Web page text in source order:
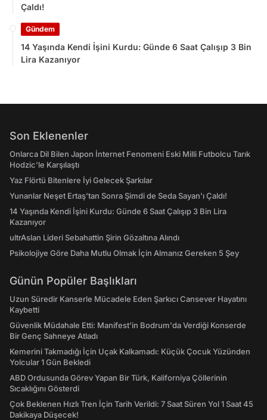
Çaldı!
Gündem
14 Yaşında Kendi İşini Kurdu: Günde 6 Saat Çalışıp 3 Bin
Lira Kazanıyor
Son Eklenenler
Onlarca Dil Bilen Japon İnternet Fenomeni Eski Milli Futbolcu Tarık
Hodzic'le Karşılaştı
Yaz Flörtü Bitenlere İyi Gelecek Şarkılar
Yunanlar Neşet Ertaş'tan Sonra Şimdi de Seda Sayan'ı Çaldı!
14 Yaşında Kendi İşini Kurdu: Günde 6 Saat Çalışıp 3 Bin Lira
Kazanıyor
ultrAslan Lideri Sebahattin Şirin Gözaltına Alındı
Psikolojiye Göre Daha Mutlu Olmak İçin Almanız Gereken 5 Şey
Günün Popüler Başlıkları
Uzun Süredir Kanserle Mücadele Eden Şarkıcı Cansever Hayatını
Kaybetti
Güvenlik Müdahale Etti: Manifest'in Bodrum'da Verdiği Konserde
Bir Genç Sahneye Atladı
Kemerini Takmadığı İçin Uçak Kalkamadı: Küçük Çocuk Yüzünden
Yolcular 1 Gün Bekledi
ABD Ordusunda Görev Yapan Bir Türk, Kaliforniya Çöllerinin
Sıcaklığını Gösterdi
Çok Beklenen Hızlı Tren İçin Tarih Verildi: 7 Saat Süren Yol 1 Saat 45
Dakikaya Düşecek!